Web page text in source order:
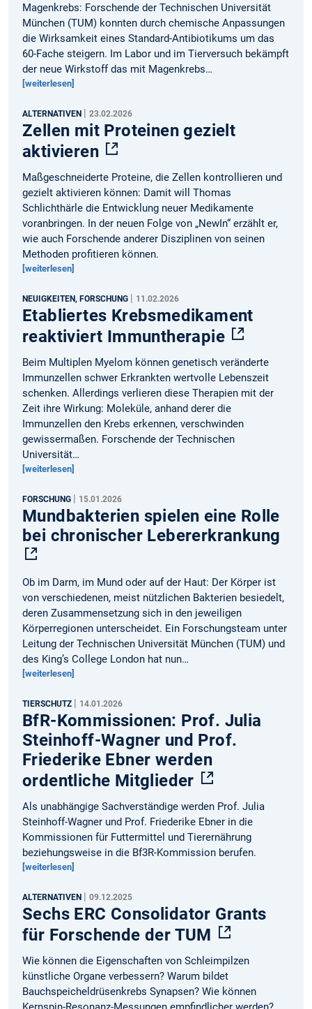
Magenkrebs: Forschende der Technischen Universität
München (TUM) konnten durch chemische Anpassungen
die Wirksamkeit eines Standard-Antibiotikums um das
60-Fache steigern. Im Labor und im Tierversuch bekämpft
der neue Wirkstoff das mit Magenkrebs…
[weiterlesen]
ALTERNATIVEN | 23.02.2026
Zellen mit Proteinen gezielt
aktivieren
Maßgeschneiderte Proteine, die Zellen kontrollieren und
gezielt aktivieren können: Damit will Thomas
Schlichthärle die Entwicklung neuer Medikamente
voranbringen. In der neuen Folge von „NewIn“ erzählt er,
wie auch Forschende anderer Disziplinen von seinen
Methoden profitieren können.
[weiterlesen]
NEUIGKEITEN, FORSCHUNG | 11.02.2026
Etabliertes Krebsmedikament
reaktiviert Immuntherapie
Beim Multiplen Myelom können genetisch veränderte
Immunzellen schwer Erkrankten wertvolle Lebenszeit
schenken. Allerdings verlieren diese Therapien mit der
Zeit ihre Wirkung: Moleküle, anhand derer die
Immunzellen den Krebs erkennen, verschwinden
gewissermaßen. Forschende der Technischen
Universität…
[weiterlesen]
FORSCHUNG | 15.01.2026
Mundbakterien spielen eine Rolle
bei chronischer Lebererkrankung
Ob im Darm, im Mund oder auf der Haut: Der Körper ist
von verschiedenen, meist nützlichen Bakterien besiedelt,
deren Zusammensetzung sich in den jeweiligen
Körperregionen unterscheidet. Ein Forschungsteam unter
Leitung der Technischen Universität München (TUM) und
des King’s College London hat nun…
[weiterlesen]
TIERSCHUTZ | 14.01.2026
BfR-Kommissionen: Prof. Julia
Steinhoff-Wagner und Prof.
Friederike Ebner werden
ordentliche Mitglieder
Als unabhängige Sachverständige werden Prof. Julia
Steinhoff-Wagner und Prof. Friederike Ebner in die
Kommissionen für Futtermittel und Tierernährung
beziehungsweise in die Bf3R-Kommission berufen.
[weiterlesen]
ALTERNATIVEN | 09.12.2025
Sechs ERC Consolidator Grants
für Forschende der TUM
Wie können die Eigenschaften von Schleimpilzen
künstliche Organe verbessern? Warum bildet
Bauchspeicheldrüsenkrebs Synapsen? Wie können